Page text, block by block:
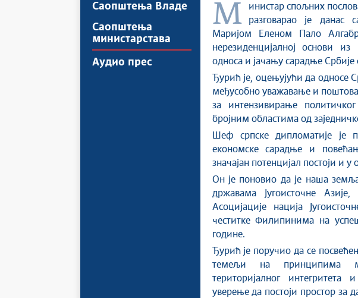
Саопштења Владе
Саопштења
министарстава
Аудио прес
Министар спољних послова у Влади Републике Србије Марко Ђурић
разговарао је данас
Маријом Еленом Пало
нерезиденцијалној основи
односа и јачању сарадње Србије
Ђурић је, оцењујући да односе
међусобно уважавање и
за интензивирање
бројним областима од
Шеф српске дипломатије је
економске сарадње и
значајан потенцијал постоји и
Он је поновио да је наша
државама Југоисточне
Асоцијације нација
честитке Филипинима на
године.
Ђурић је поручио да се
темељи на принципима
територијалног интегритета
уверење да постоји простор за